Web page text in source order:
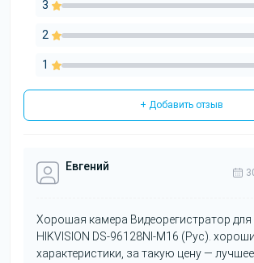
3
2
1
+ Добавить отзыв
Евгений
Хорошая камера Видеорегистратор для
HIKVISION DS-96128NI-M16 (Рус).
характеристики, за такую цену —